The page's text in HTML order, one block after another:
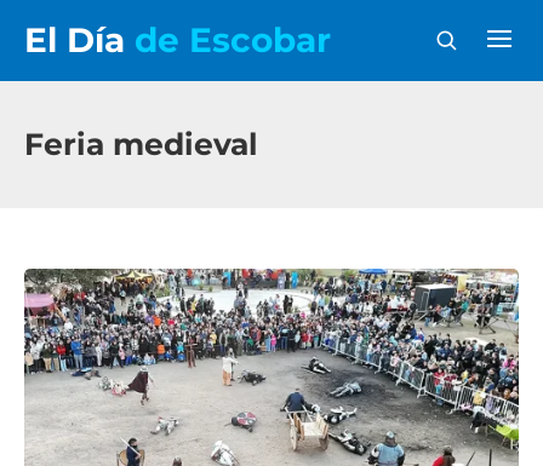
El Día de Escobar
Feria medieval